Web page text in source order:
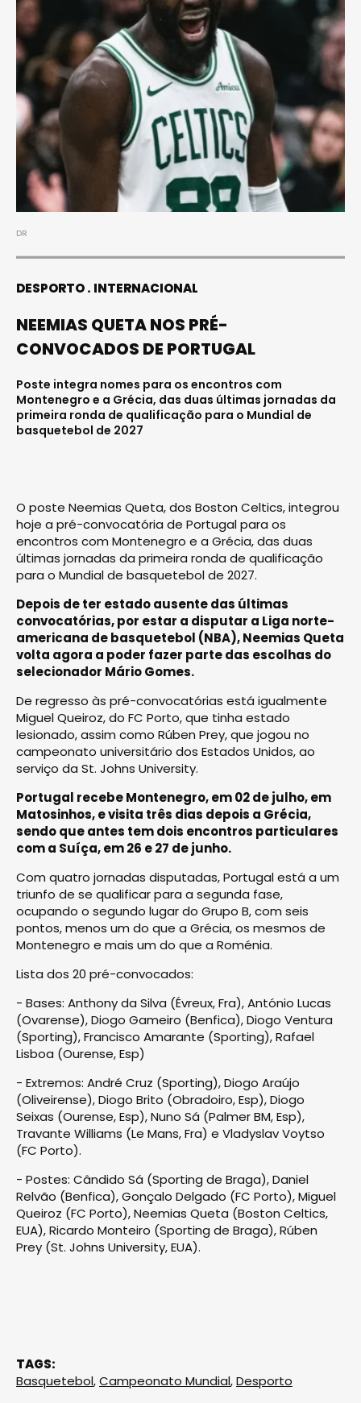
DR
DESPORTO INTERNACIONAL
NEEMIAS QUETA NOS PRÉ-
CONVOCADOS DE PORTUGAL
Poste integra nomes para os encontros com
Montenegro e a Grécia, das duas últimas jornadas da
primeira ronda de qualificação para o Mundial de
basquetebol de 2027
O poste Neemias Queta, dos Boston Celtics, integrou
hoje a pré-convocatória de Portugal para os
encontros com Montenegro e a Grécia, das duas
últimas jornadas da primeira ronda de qualificação
para o Mundial de basquetebol de 2027.
Depois de ter estado ausente das últimas
convocatórias, por estar a disputar a Liga norte-
americana de basquetebol (NBA), Neemias Queta
volta agora a poder fazer parte das escolhas do
selecionador Mário Gomes.
De regresso às pré-convocatórias está igualmente
Miguel Queiroz, do FC Porto, que tinha estado
lesionado, assim como Rúben Prey, que jogou no
campeonato universitário dos Estados Unidos, ao
serviço da St. Johns University.
Portugal recebe Montenegro, em 02 de julho, em
Matosinhos, e visita três dias depois a Grécia,
sendo que antes tem dois encontros particulares
com a Suíça, em 26 e 27 de junho.
Com quatro jornadas disputadas, Portugal está a um
triunfo de se qualificar para a segunda fase,
ocupando o segundo lugar do Grupo B, com seis
pontos, menos um do que a Grécia, os mesmos de
Montenegro e mais um do que a Roménia.
Lista dos 20 pré-convocados:
- Bases: Anthony da Silva (Évreux, Fra), António Lucas
(Ovarense), Diogo Gameiro (Benfica), Diogo Ventura
(Sporting), Francisco Amarante (Sporting), Rafael
Lisboa (Ourense, Esp)
- Extremos: André Cruz (Sporting), Diogo Araújo
(Oliveirense), Diogo Brito (Obradoiro, Esp), Diogo
Seixas (Ourense, Esp), Nuno Sá (Palmer BM, Esp),
Travante Williams (Le Mans, Fra) e Vladyslav Voytso
(FC Porto).
- Postes: Cândido Sá (Sporting de Braga), Daniel
Relvão (Benfica), Gonçalo Delgado (FC Porto), Miguel
Queiroz (FC Porto), Neemias Queta (Boston Celtics,
EUA), Ricardo Monteiro (Sporting de Braga), Rúben
Prey (St. Johns University, EUA).
TAGS:
Basquetebol,Campeonato Mundial,Desporto